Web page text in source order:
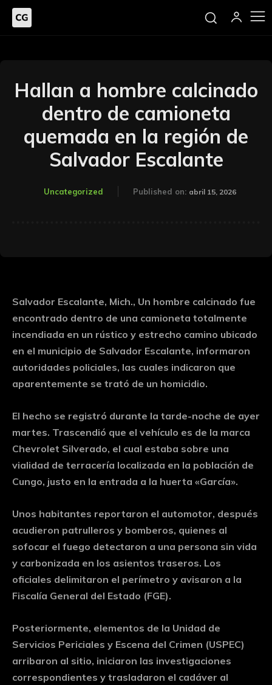
Hallan a hombre calcinado
dentro de camioneta
quemada en la región de
Salvador Escalante
Uncategorized Published on: abril 15, 2026
Salvador Escalante, Mich., Un hombre calcinado fue
encontrado dentro de una camioneta totalmente
incendiada en un rústico y estrecho camino ubicado
en el municipio de Salvador Escalante, informaron
autoridades policiales, las cuales indicaron que
aparentemente se trató de un homicidio.
El hecho se registró durante la tarde-noche de ayer
martes. Trascendió que el vehículo es de la marca
Chevrolet Silverado, el cual estaba sobre una
vialidad de terracería localizada en la población de
Cungo, justo en la entrada a la huerta «García».
Unos habitantes reportaron el automotor, después
acudieron patrulleros y bomberos, quienes al
sofocar el fuego detectaron a una persona sin vida
y carbonizada en los asientos traseros. Los
oficiales delimitaron el perímetro y avisaron a la
Fiscalía General del Estado (FGE).
Posteriormente, elementos de la Unidad de
Servicios Periciales y Escena del Crimen (USPEC)
arribaron al sitio, iniciaron las investigaciones
correspondientes y trasladaron el cadáver al